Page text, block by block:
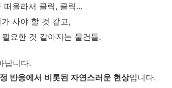
올라서 클릭, 클릭...
사야 할 것 같고,
필요한 것 같아지는 물건들.
닙니다.
반응에서 비롯된 자연스러운 현상입니다.